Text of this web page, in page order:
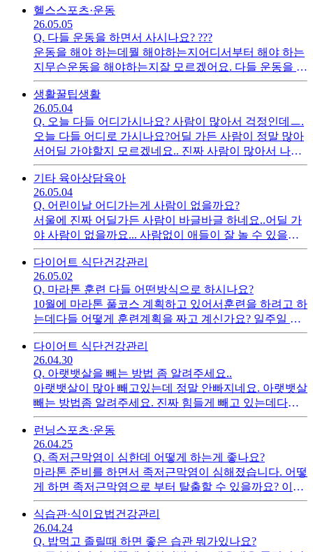
헬스스포츠·운동
26.05.05
Q. 다들 운동을 하면서 사시나요? ???
운동을 해야 하는데뭘 해야하는지어디서부터 해야 하는
지무슨운동을 해야하는지잘 모르겠어요. 다들 운동을 어
떻게 시작하시나요.
생활꿀팁생활
26.05.04
Q. 오늘 다들 어디가시나요? 사람이 많아서 걱정인데ㅡ.
오늘 다들 어디로 가시나요?어딜 가든 사람이 정말 많아
서어딜 가야할지 모르겠네요.. 진짜 사람이 많아서 나가
기 싫어요.. 어떺해요
기타 육아상담육아
26.05.04
Q. 어린이날 어디가는게 사람이 없을까요?
서울에 진짜 어딜가든 사람이 바글바글 하네요..어딜 가
야 사람이 없을까요... 사람없이 애들이 잘 놀 수 있을까
요.. 추천해주세요.
다이어트 식단건강관리
26.05.02
Q. 마라톤 훈련 다들 어떤방식으로 하시나요?
10월에 마라톤 풀코스 계획하고 있어서훈련을 하려고 하
는데다들 어떻게 훈련계획을 짜고 계신가요? 일주일 루
틴을 알려주세요~~
다이어트 식단건강관리
26.04.30
Q. 아랫뱃살을 빼는 방법 좀 알려주세요..
아랫뱃살이 많아 빼고있는데 정말 안빠지네요. 아랫뱃살
빼는 방법좀 알려주세요. 진짜 힘들게 빼고 있는데다이
어트는 진짜 다들 어떻게 하는지...
런닝스포츠·운동
26.04.25
Q. 족저근막염이 심한데 어떻게 하는게 좋나요?
마라톤 준비를 하면서 족저근막염이 심해졌습니다. 어떻
게 하면 족저근막염으로 부터 탈출할 수 있을까요? 이게
아치가 무너진 것과 연관이 있나요?
식습관·식이요법건강관리
26.04.24
Q. 밥먹고 졸릴때 하면 좋은 습관 뭐가있나요?